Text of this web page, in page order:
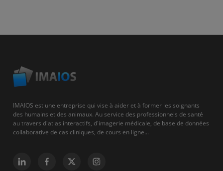
IMAIOS est une entreprise qui vise à aider et à former les soignants
des humains et des animaux. Au service des professionnels de santé
au travers d'atlas interactifs, d'imagerie médicale, de base de données
collaborative de cas cliniques, de cours en ligne...